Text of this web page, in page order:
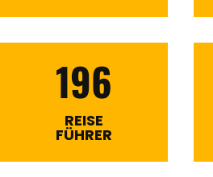
196
REISE
FÜHRER